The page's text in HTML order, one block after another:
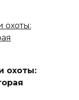
охоты: